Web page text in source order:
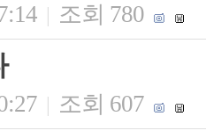
| 조회 780
| 조회 607